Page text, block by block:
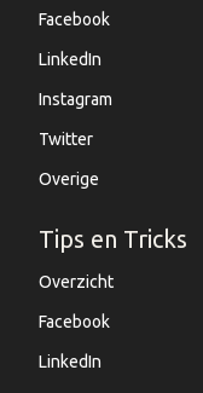
Facebook
LinkedIn
Instagram
Twitter
Overige
Tips en Tricks
Overzicht
Facebook
LinkedIn